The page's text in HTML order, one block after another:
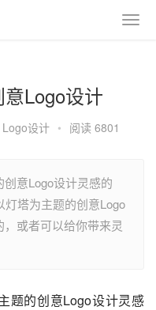
Logo设计
Logo设计 • 阅读 6801
意Logo设计灵感的
塔为主题的创意Logo
或者可以给你带来灵
题的创意Logo设计灵感